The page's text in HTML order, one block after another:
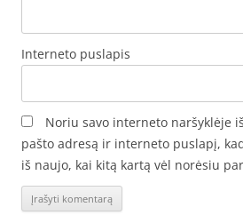
Interneto puslapis
Noriu savo interneto naršyklėje
pašto adresą ir interneto puslapį,
iš naujo, kai kitą kartą vėl norėsiu